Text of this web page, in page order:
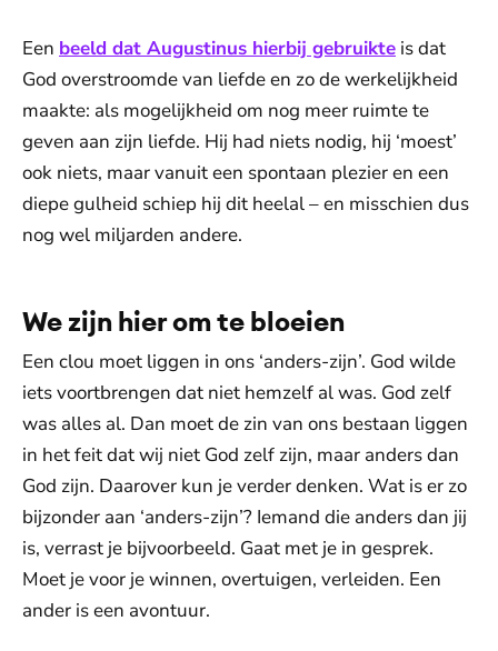
Een beeld dat Augustinus hierbij gebruikte is dat
God overstroomde van liefde en zo de werkelijkheid
maakte: als mogelijkheid om nog meer ruimte te
geven aan zijn liefde. Hij had niets nodig, hij ‘moest’
ook niets, maar vanuit een spontaan plezier en een
diepe gulheid schiep hij dit heelal – en misschien dus
nog wel miljarden andere.
We zijn hier om te bloeien
Een clou moet liggen in ons ‘anders-zijn’. God wilde
iets voortbrengen dat niet hemzelf al was. God zelf
was alles al. Dan moet de zin van ons bestaan liggen
in het feit dat wij niet God zelf zijn, maar anders dan
God zijn. Daarover kun je verder denken. Wat is er zo
bijzonder aan ‘anders-zijn’? Iemand die anders dan jij
is, verrast je bijvoorbeeld. Gaat met je in gesprek.
Moet je voor je winnen, overtuigen, verleiden. Een
ander is een avontuur.